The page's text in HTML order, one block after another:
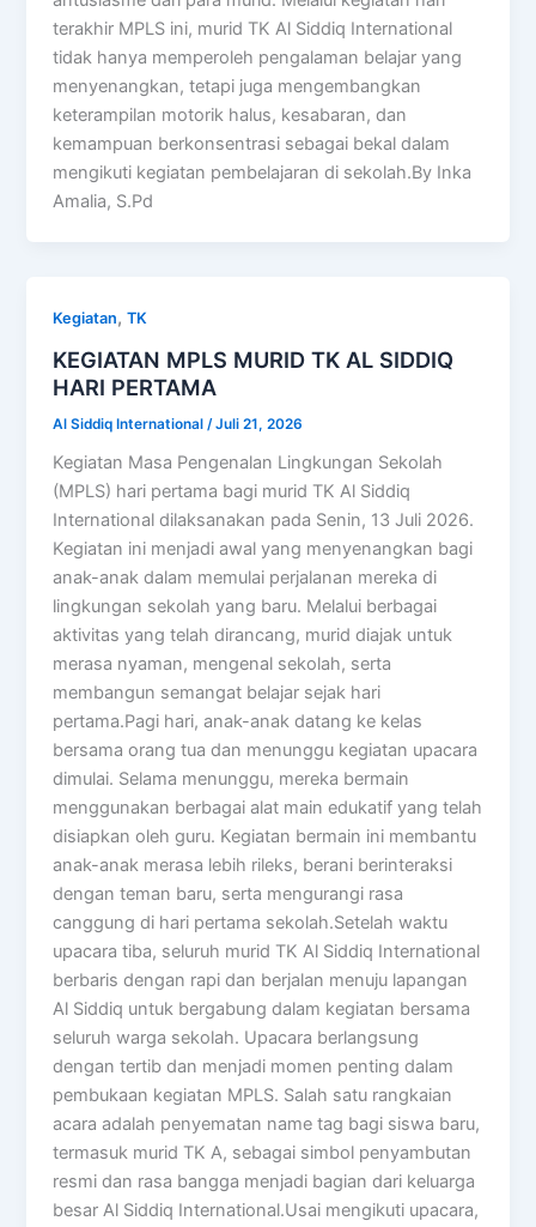
terakhir MPLS ini, murid TK Al Siddiq International
tidak hanya memperoleh pengalaman belajar yang
menyenangkan, tetapi juga mengembangkan
keterampilan motorik halus, kesabaran, dan
kemampuan berkonsentrasi sebagai bekal dalam
mengikuti kegiatan pembelajaran di sekolah.By Inka
Amalia, S.Pd
Kegiatan,TK
KEGIATAN MPLS MURID TK AL SIDDIQ
HARI PERTAMA
Al Siddiq International /Juli 21, 2026
Kegiatan Masa Pengenalan Lingkungan Sekolah
(MPLS) hari pertama bagi murid TK Al Siddiq
International dilaksanakan pada Senin, 13 Juli 2026.
Kegiatan ini menjadi awal yang menyenangkan bagi
anak-anak dalam memulai perjalanan mereka di
lingkungan sekolah yang baru. Melalui berbagai
aktivitas yang telah dirancang, murid diajak untuk
merasa nyaman, mengenal sekolah, serta
membangun semangat belajar sejak hari
pertama.Pagi hari, anak-anak datang ke kelas
bersama orang tua dan menunggu kegiatan upacara
dimulai. Selama menunggu, mereka bermain
menggunakan berbagai alat main edukatif yang telah
disiapkan oleh guru. Kegiatan bermain ini membantu
anak-anak merasa lebih rileks, berani berinteraksi
dengan teman baru, serta mengurangi rasa
canggung di hari pertama sekolah.Setelah waktu
upacara tiba, seluruh murid TK Al Siddiq International
berbaris dengan rapi dan berjalan menuju lapangan
Al Siddiq untuk bergabung dalam kegiatan bersama
seluruh warga sekolah. Upacara berlangsung
dengan tertib dan menjadi momen penting dalam
pembukaan kegiatan MPLS. Salah satu rangkaian
acara adalah penyematan name tag bagi siswa baru,
termasuk murid TK A, sebagai simbol penyambutan
resmi dan rasa bangga menjadi bagian dari keluarga
besar Al Siddiq International.Usai mengikuti upacara,